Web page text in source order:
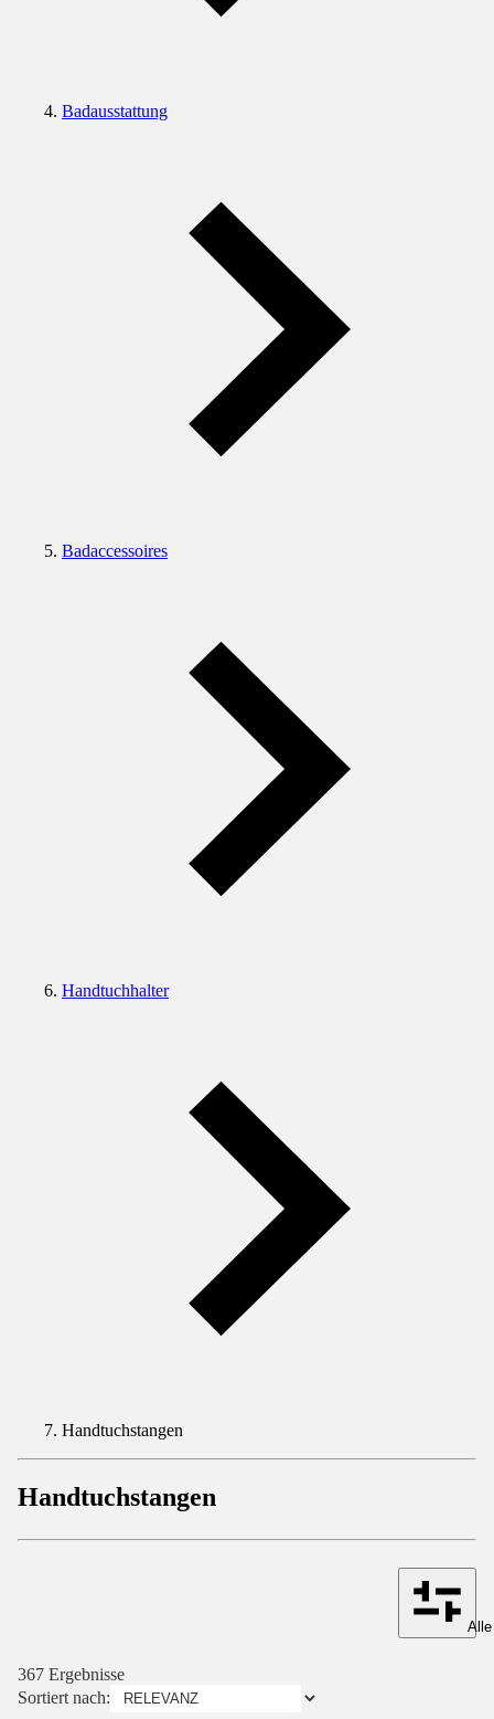
Badausstattung
Badaccessoires
Handtuchhalter
Handtuchstangen
Handtuchstangen
367 Ergebnisse
Sortiert nach: